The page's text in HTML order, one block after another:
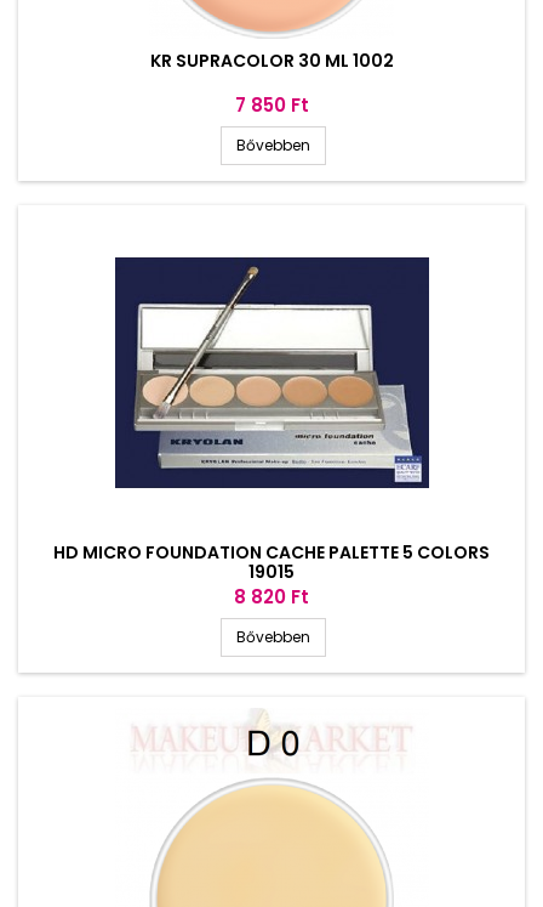
KR SUPRACOLOR 30 ML 1002
Ár
7 850 Ft
Bővebben
HD MICRO FOUNDATION CACHE PALETTE 5 COLORS
19015
Ár
8 820 Ft
Bővebben